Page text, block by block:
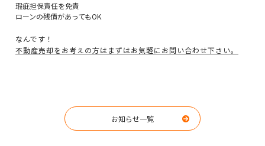
瑕疵担保責任を免責
ローンの残債があってもOK
なんです！
不動産売却をお考えの方はまずはお気軽にお問い合わせ下さい。
お知らせ一覧